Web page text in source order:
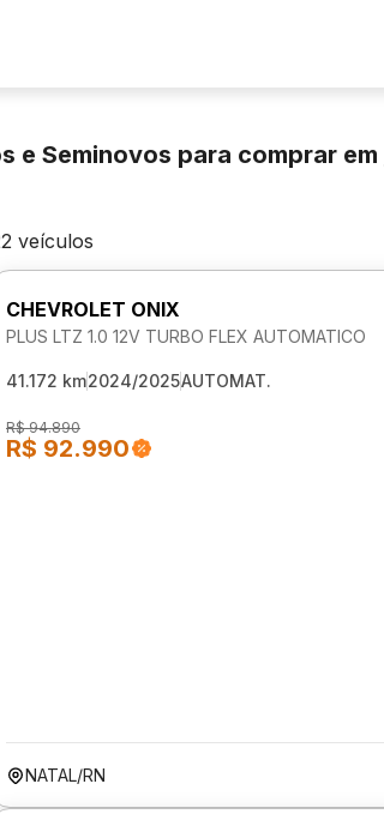
e Seminovos para comprar em
veículos
CHEVROLET ONIX
PLUS LTZ 1.0 12V TURBO FLEX AUTOMATICO
41.172 km2024/2025AUTOMAT.
R$ 94.890
R$ 92.990
NATAL/RN